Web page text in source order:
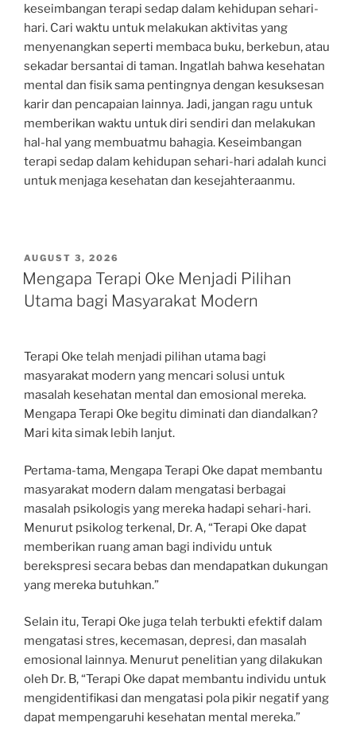
keseimbangan terapi sedap dalam kehidupan sehari-
hari. Cari waktu untuk melakukan aktivitas yang
menyenangkan seperti membaca buku, berkebun, atau
sekadar bersantai di taman. Ingatlah bahwa kesehatan
mental dan fisik sama pentingnya dengan kesuksesan
karir dan pencapaian lainnya. Jadi, jangan ragu untuk
memberikan waktu untuk diri sendiri dan melakukan
hal-hal yang membuatmu bahagia. Keseimbangan
terapi sedap dalam kehidupan sehari-hari adalah kunci
untuk menjaga kesehatan dan kesejahteraanmu.
POSTED
ON
AUGUST 3, 2026
Mengapa Terapi Oke Menjadi Pilihan
Utama bagi Masyarakat Modern
Terapi Oke telah menjadi pilihan utama bagi
masyarakat modern yang mencari solusi untuk
masalah kesehatan mental dan emosional mereka.
Mengapa Terapi Oke begitu diminati dan diandalkan?
Mari kita simak lebih lanjut.
Pertama-tama, Mengapa Terapi Oke dapat membantu
masyarakat modern dalam mengatasi berbagai
masalah psikologis yang mereka hadapi sehari-hari.
Menurut psikolog terkenal, Dr. A, “Terapi Oke dapat
memberikan ruang aman bagi individu untuk
berekspresi secara bebas dan mendapatkan dukungan
yang mereka butuhkan.”
Selain itu, Terapi Oke juga telah terbukti efektif dalam
mengatasi stres, kecemasan, depresi, dan masalah
emosional lainnya. Menurut penelitian yang dilakukan
oleh Dr. B, “Terapi Oke dapat membantu individu untuk
mengidentifikasi dan mengatasi pola pikir negatif yang
dapat mempengaruhi kesehatan mental mereka.”